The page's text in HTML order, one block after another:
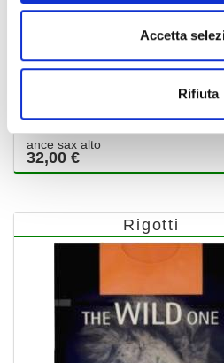
Accetta
Rifiuta
Gold Jazz 3 light
ance sax alto
32,00 €
Rigotti